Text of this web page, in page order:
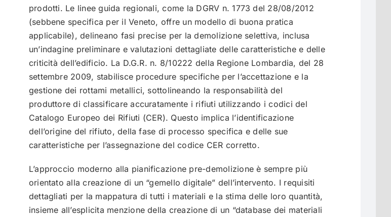
prodotti. Le linee guida regionali, come la DGRV n. 1773 del 28/08/2012
(sebbene specifica per il Veneto, offre un modello di buona pratica
applicabile), delineano fasi precise per la demolizione selettiva, inclusa
un’indagine preliminare e valutazioni dettagliate delle caratteristiche e delle
criticità dell’edificio. La D.G.R. n. 8/10222 della Regione Lombardia, del 28
settembre 2009, stabilisce procedure specifiche per l’accettazione e la
gestione dei rottami metallici, sottolineando la responsabilità del
produttore di classificare accuratamente i rifiuti utilizzando i codici del
Catalogo Europeo dei Rifiuti (CER). Questo implica l’identificazione
dell’origine del rifiuto, della fase di processo specifica e delle sue
caratteristiche per l’assegnazione del codice CER corretto.
L’approccio moderno alla pianificazione pre-demolizione è sempre più
orientato alla creazione di un “gemello digitale” dell’intervento. I requisiti
dettagliati per la mappatura di tutti i materiali e la stima delle loro quantità,
insieme all’esplicita menzione della creazione di un “database dei materiali